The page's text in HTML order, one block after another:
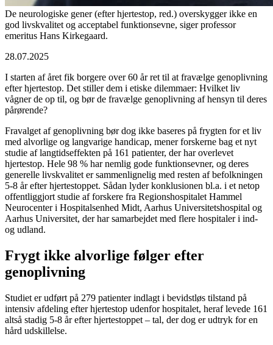
De neurologiske gener (efter hjertestop, red.) overskygger ikke en
god livskvalitet og acceptabel funktionsevne, siger professor
emeritus Hans Kirkegaard.
28.07.2025
I starten af året fik borgere over 60 år ret til at fravælge genoplivning
efter hjertestop. Det stiller dem i etiske dilemmaer: Hvilket liv
vågner de op til, og bør de fravælge genoplivning af hensyn til deres
pårørende?
Fravalget af genoplivning bør dog ikke baseres på frygten for et liv
med alvorlige og langvarige handicap, mener forskerne bag et nyt
studie af langtidseffekten på 161 patienter, der har overlevet
hjertestop. Hele 98 % har nemlig gode funktionsevner, og deres
generelle livskvalitet er sammenlignelig med resten af befolkningen
5-8 år efter hjertestoppet. Sådan lyder konklusionen bl.a. i et netop
offentliggjort studie af forskere fra Regionshospitalet Hammel
Neurocenter i Hospitalsenhed Midt, Aarhus Universitetshospital og
Aarhus Universitet, der har samarbejdet med flere hospitaler i ind-
og udland.
Frygt ikke alvorlige følger efter
genoplivning
Studiet er udført på 279 patienter indlagt i bevidstløs tilstand på
intensiv afdeling efter hjertestop udenfor hospitalet, heraf levede 161
altså stadig 5-8 år efter hjertestoppet – tal, der dog er udtryk for en
hård udskillelse.